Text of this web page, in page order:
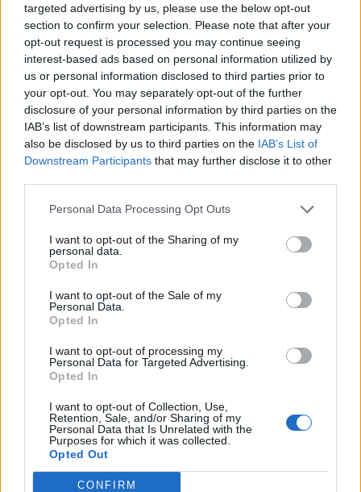
targeted advertising by us, please use the below opt-out
section to confirm your selection. Please note that after your
opt-out request is processed you may continue seeing
interest-based ads based on personal information utilized by
us or personal information disclosed to third parties prior to
your opt-out. You may separately opt-out of the further
disclosure of your personal information by third parties on the
IAB’s list of downstream participants. This information may
also be disclosed by us to third parties on the IAB’s List of
Downstream Participants that may further disclose it to other
Personal Data Processing Opt Outs
I want to opt-out of the Sharing of my
personal data.
Opted In
I want to opt-out of the Sale of my
Personal Data.
Opted In
I want to opt-out of processing my
Personal Data for Targeted Advertising.
Opted In
I want to opt-out of Collection, Use,
Retention, Sale, and/or Sharing of my
Personal Data that Is Unrelated with the
Purposes for which it was collected.
Opted Out
CONFIRM
NYHETER 2026-07-06 KL. 17:44
Fyra anställda och över åttio frivilliga –
Slussen i Lagan växer
Second hand-varuhuset Slussen i Lagan är så mycket mer än "bara" en
NYHETER 2026-07-01 KL. 20:40
Ljungby NU – på papper och digitalt